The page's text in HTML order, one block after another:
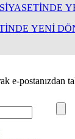
YENİ
e-postanızdan